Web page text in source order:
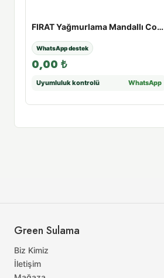
FIRAT Yağmurlama Mandallı Conta | 50 - 110 mm - 90
WhatsApp destek
0,00 ₺
Uyumluluk kontrolü WhatsApp
Green Sulama
Biz Kimiz
İletişim